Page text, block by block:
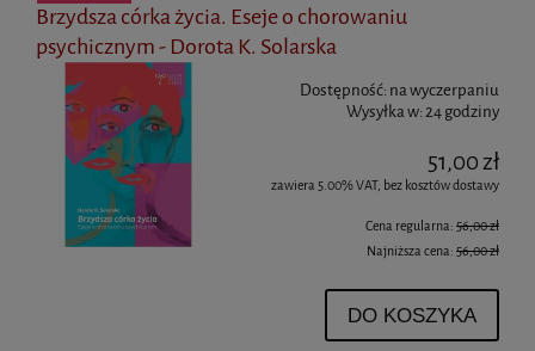
Brzydsza córka życia. Eseje o chorowaniu
psychicznym - Dorota K. Solarska
Dostępność: na wyczerpaniu
Wysyłka w:24 godziny
51,00 zł
zawiera 5.00% VAT, bez kosztów dostawy
Cena regularna: 56,00 zł
Najniższa cena: 56,00 zł
DO KOSZYKA